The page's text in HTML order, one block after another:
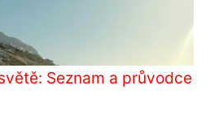
Seznam a průvodce